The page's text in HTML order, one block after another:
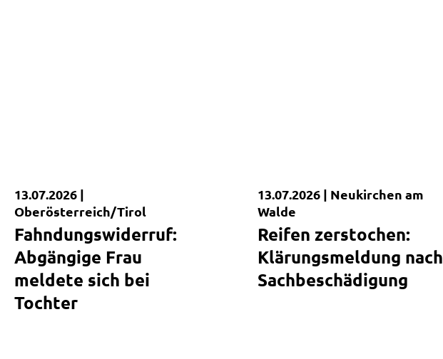
Kurzmeldung
13.07.2026 |
Oberösterreich/Tirol
Fahndungswiderruf:
Abgängige Frau
meldete sich bei
Tochter
Kurzmeldung
13.07.2026 | Neukirchen am
Walde
Reifen zerstochen:
Klärungsmeldung nach
Sachbeschädigung